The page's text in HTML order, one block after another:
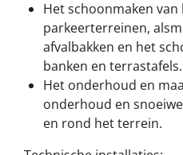
Het schoonmaken
parkeerterreinen,
afvalbakken en het
banken en terrastafels.
Het onderhoud en
onderhoud en
en rond het terrein.